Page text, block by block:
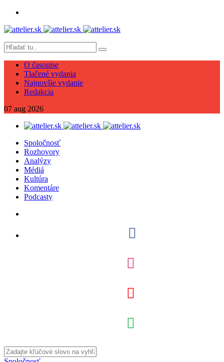
O časopise
Tlačené vydania
Najnovšie vydanie
Redakcia
07 aug 2026
Spoločnosť
Rozhovory
Analýzy
Médiá
Kultúra
Komentáre
Podcasty